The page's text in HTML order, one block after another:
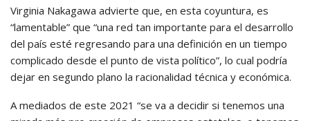
Virginia Nakagawa advierte que, en esta coyuntura, es
“lamentable” que “una red tan importante para el desarrollo
del país esté regresando para una definición en un tiempo
complicado desde el punto de vista político”, lo cual podría
dejar en segundo plano la racionalidad técnica y económica.
A mediados de este 2021 “se va a decidir si tenemos una